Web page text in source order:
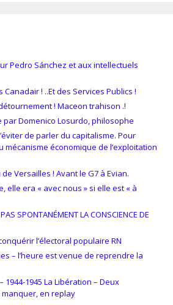
Pedro Sánchez et aux intellectuels
! ..Et des Services Publics !
! Maceon trahison .!
par Domenico Losurdo, philosophe
de parler du capitalisme. Pour
économique de l’exploitation
Versailles ! Avant le G7 à Evian.
elle era « avec nous » si elle est « à
SPONTANÉMENT LA CONSCIENCE DE
l’électoral populaire RN
– l’heure est venue de reprendre la
1944-1945 La Libération – Deux
en replay